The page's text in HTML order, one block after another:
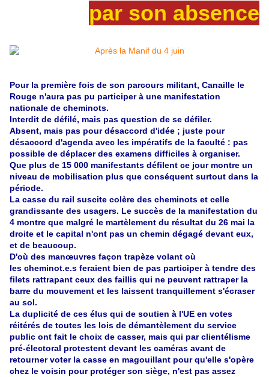
par son absence
Pour la première fois de son parcours militant, Canaille le
Rouge n'aura pas pu participer à une manifestation
nationale de cheminots.
Interdit de défilé, mais pas question de se défiler.
Absent, mais pas pour désaccord d'idée ; juste pour
désaccord d'agenda avec les impératifs de la faculté : pas
possible de déplacer des examens difficiles à organiser.
Que plus de 15 000 manifestants défilent ce jour montre un
niveau de mobilisation plus que conséquent surtout dans la
période.
La casse du rail suscite colère des cheminots et celle
grandissante des usagers. Le succès de la manifestation du
4 montre que malgré le martèlement du résultat du 26 mai la
droite et le capital n'ont pas un chemin dégagé devant eux,
et de beaucoup.
D'où des manœuvres façon trapèze volant où
les cheminot.e.s feraient bien de pas participer à tendre des
filets rattrapant ceux des faillis qui ne peuvent rattraper la
barre du mouvement et les laissent tranquillement s'écraser
au sol.
La duplicité de ces élus qui de soutien à l'UE en votes
réitérés de toutes les lois de démantèlement du service
public ont fait le choix de casser, mais qui par clientélisme
pré-électoral protestent devant les caméras avant de
retourner voter la casse en magouillant pour qu'elle s'opère
chez le voisin pour protéger son siège, n'est pas assez